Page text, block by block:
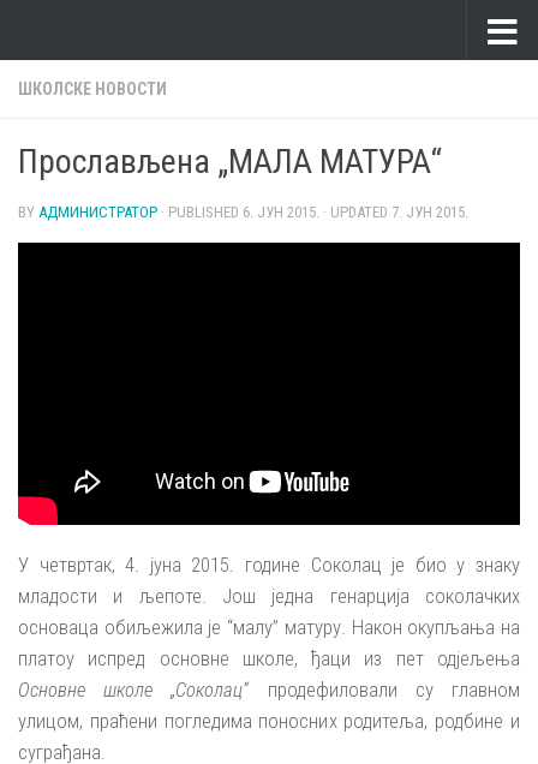
ШКОЛСКЕ НОВОСТИ
Прослављена „МАЛА МАТУРА“
BY АДМИНИСТРАТОР · PUBLISHED 6. ЈУН 2015. · UPDATED 7. ЈУН 2015.
У четвртак, 4. јуна 2015. године Соколац је био у знаку
младости и љепоте. Још једна генарција соколачких
основаца обиљежила је “малу” матуру. Након окупљања на
платоу испред основне школе, ђаци из пет одјељења
Основне школе „Соколац“ продефиловали су главном
улицом, праћени погледима поносних родитеља, родбине и
суграђана.